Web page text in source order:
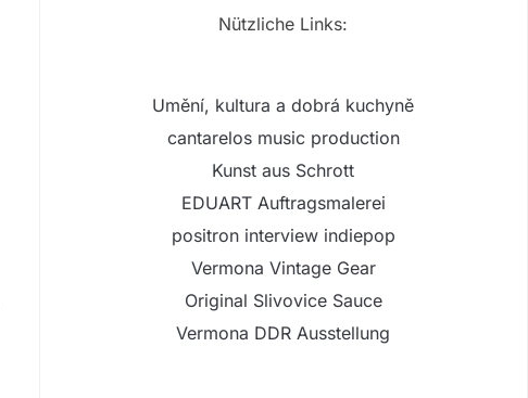
Nützliche Links:
Umění, kultura a dobrá kuchyně
cantarelos music production
Kunst aus Schrott
EDUART Auftragsmalerei
positron interview indiepop
Vermona Vintage Gear
Original Slivovice Sauce
Vermona DDR Ausstellung